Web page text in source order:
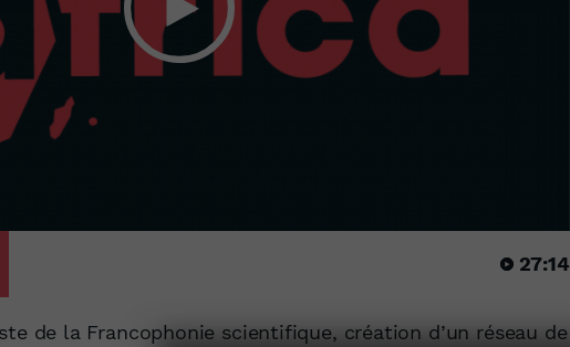
27:14
de la Francophonie scientifique, création d’un réseau de